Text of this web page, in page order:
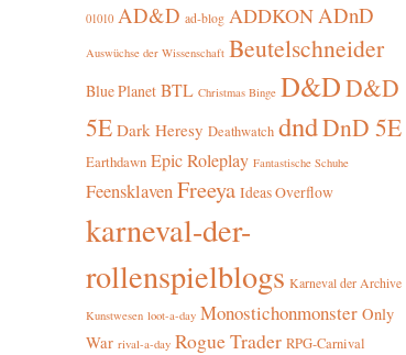
01010 AD&D ad-blog ADDKONADnD
Auswüchse der Wissenschaft Beutelschneider
Blue Planet BTL Christmas Binge D&DD&D
5E Dark Heresy Deathwatch dndDnD 5E
Earthdawn Epic Roleplay Fantastische Schuhe
Feensklaven Freeya Ideas Overflow
karneval-der-
rollenspielblogs Karneval der Archive
Kunstwesen loot-a-day Monostichonmonster Only
War rival-a-day Rogue Trader RPG-Carnival